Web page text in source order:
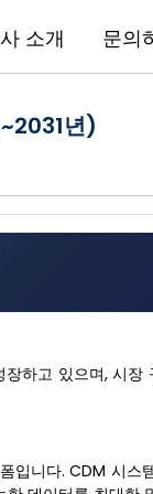
소개 문의
년)
하고 있으며, 시장
입니다. CDM 시스